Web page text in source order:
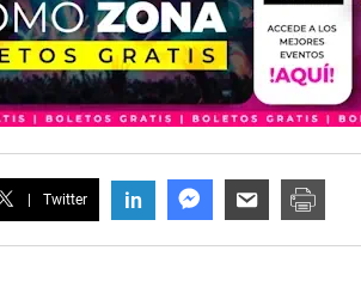
Twitter in